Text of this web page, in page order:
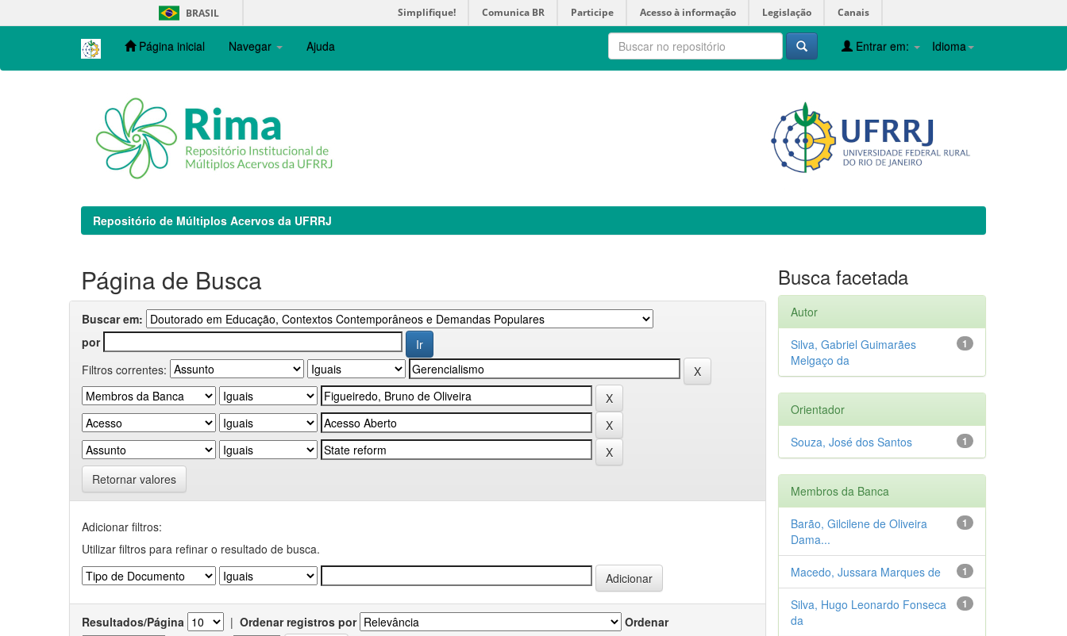
navigation
BRASIL Simplifique! Comunica BR Participe Acesso à informação Legislação Canais
Página inicial Navegar Ajuda Idioma
Entrar em:
Repositório de Múltiplos Acervos da UFRRJ
Página de Busca
Buscar em:
por
Filtros correntes:
Retornar valores
Adicionar filtros:
Utilizar filtros para refinar o resultado de busca.
Resultados/Página | Ordenar registros por
Ordenar
Busca facetada
Autor
1
Silva, Gabriel Guimarães
Melgaço da
Orientador
1
Souza, José dos Santos
Membros da Banca
1
Barão, Gilcilene de Oliveira
Dama...
1
Macedo, Jussara Marques de
1
Silva, Hugo Leonardo Fonseca
da